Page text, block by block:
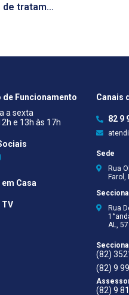
Estudo mostra benefícios de tratamento precoce contra HIV
de Funcionamento
a sexta
e 13h às 17h
em Casa
TV
Canais
82 9
Sede
Rua
Seccional
Rua
AL,
(82)
(82) 9
(82) 9